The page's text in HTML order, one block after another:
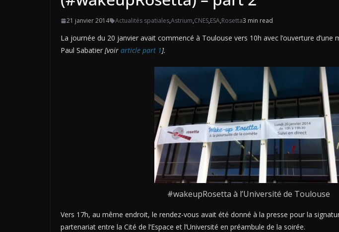
21 janvier 2014 Actualités spatiales,Astrium,CNES,ESA,Rosetta3 min read
La journée du 20 janvier avait commencé à Toulouse vers 10h avec l’ouverture d’une
Paul Sabatier [voir article part 1].
#wakeupRosetta à l’Université de Toulouse
Vers 17h, au même endroit, le rendez-vous avait été donné à la presse pour la
partenariat entre la Cité de l’Espace et l’Université en préambule de la soirée.